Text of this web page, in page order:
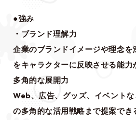
●強み
・ブランド理解力
企業のブランドイメージや理念を
をキャラクターに反映させる能力
多角的な展開力
Web、広告、グッズ、イベント
の多角的な活用戦略まで提案でき